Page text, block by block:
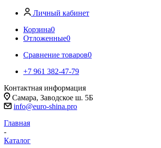
Личный кабинет
Корзина0
Отложенные0
Сравнение товаров0
+7 961 382-47-79
Контактная информация
Самара, Заводское ш. 5Б
info@euro-shina.pro
Главная
-
Каталог